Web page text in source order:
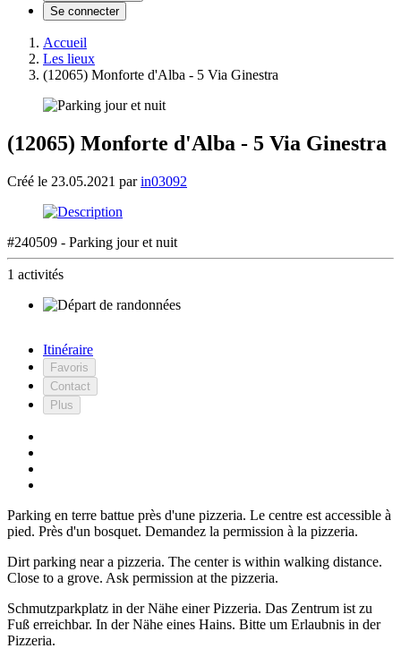
Se connecter
Accueil
Les lieux
(12065) Monforte d'Alba - 5 Via Ginestra
(12065) Monforte d'Alba - 5 Via Ginestra
Créé le 23.05.2021 parin03092
#240509 - Parking jour et nuit
1 activités
Itinéraire
Favoris
Contact
Plus
Parking en terre battue près d'une pizzeria. Le centre est accessible à
pied. Près d'un bosquet. Demandez la permission à la pizzeria.
Dirt parking near a pizzeria. The center is within walking distance.
Close to a grove. Ask permission at the pizzeria.
Schmutzparkplatz in der Nähe einer Pizzeria. Das Zentrum ist zu
Fuß erreichbar. In der Nähe eines Hains. Bitte um Erlaubnis in der
Pizzeria.